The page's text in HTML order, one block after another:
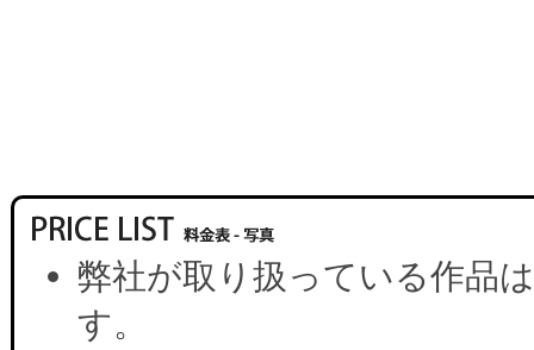
弊社が取り扱っている作品
す。